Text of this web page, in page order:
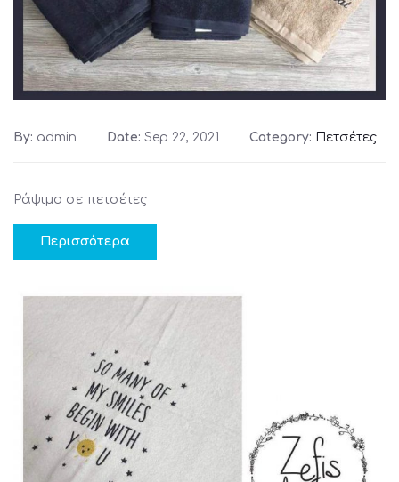
By: admin Date: Sep 22, 2021 Category: Πετσέτες
Ράψιμο σε πετσέτες
Περισσότερα